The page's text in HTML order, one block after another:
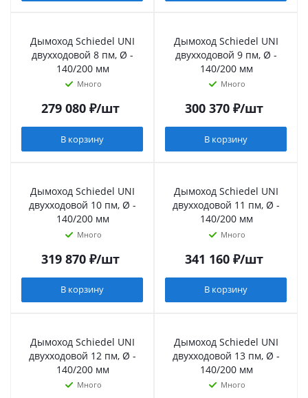
Дымоход Schiedel UNI
двухходовой 8 пм, Ø -
140/200 мм
Много
279 080₽/шт
В корзину
Дымоход Schiedel UNI
двухходовой 9 пм, Ø -
140/200 мм
Много
300 370₽/шт
В корзину
Дымоход Schiedel UNI
двухходовой 10 пм, Ø -
140/200 мм
Много
319 870₽/шт
В корзину
Дымоход Schiedel UNI
двухходовой 11 пм, Ø -
140/200 мм
Много
341 160₽/шт
В корзину
Дымоход Schiedel UNI
двухходовой 12 пм, Ø -
140/200 мм
Много
Дымоход Schiedel UNI
двухходовой 13 пм, Ø -
140/200 мм
Много